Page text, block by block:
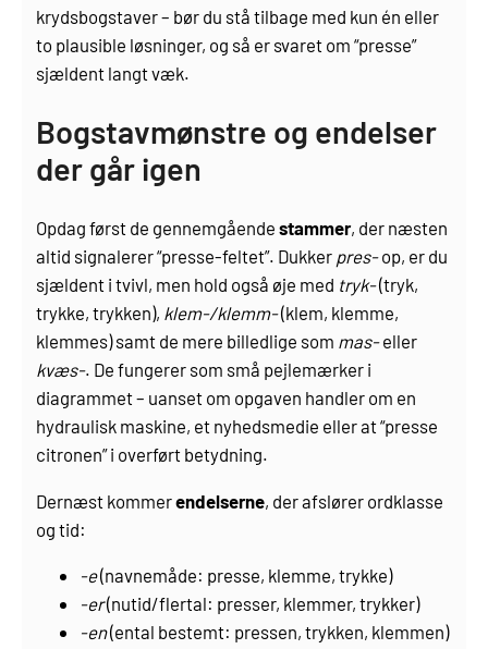
krydsbogstaver – bør du stå tilbage med kun én eller
to plausible løsninger, og så er svaret om “presse”
sjældent langt væk.
Bogstavmønstre og endelser
der går igen
Opdag først de gennemgåendestammer, der næsten
altid signalerer “presse-feltet”. Dukker pres-op, er du
sjældent i tvivl, men hold også øje med tryk-(tryk,
trykke, trykken), klem-/klemm-(klem, klemme,
klemmes) samt de mere billedlige som mas-eller
kvæs-. De fungerer som små pejlemærker i
diagrammet – uanset om opgaven handler om en
hydraulisk maskine, et nyhedsmedie eller at “presse
citronen” i overført betydning.
Dernæst kommerendelserne, der afslører ordklasse
og tid:
-e(navnemåde: presse, klemme, trykke)
-er(nutid/flertal: presser, klemmer, trykker)
-en(ental bestemt: pressen, trykken, klemmen)